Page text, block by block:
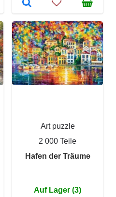
Art puzzle
2 000 Teile
Hafen der Träume
Auf Lager (3)